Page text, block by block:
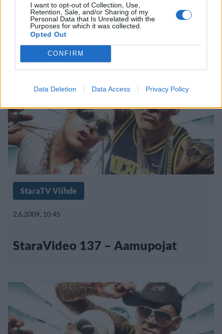
I want to opt-out of Collection, Use,
Retention, Sale, and/or Sharing of my
Personal Data that Is Unrelated with the
Purposes for which it was collected.
Opted Out
CONFIRM
Data Deletion Data Access Privacy Policy
Audi-miehestä tehtiin pilalaulu –
kuuntele!
StaraTV Viihde
2.6.2009, 10:45
StaraVideo 137 – Aamupojat